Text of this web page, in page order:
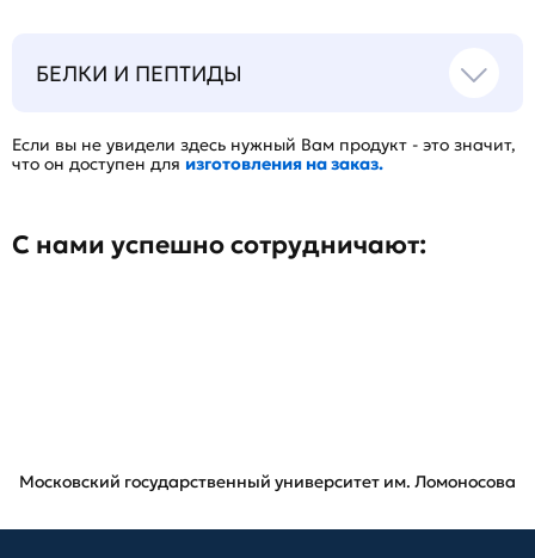
БЕЛКИ И ПЕПТИДЫ
Если вы не увидели здесь нужный Вам продукт - это значит,
что он доступен для изготовления на заказ.
С нами успешно сотрудничают:
Московский государственный университет им. Ломоносова